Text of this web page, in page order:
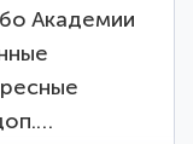
Академии